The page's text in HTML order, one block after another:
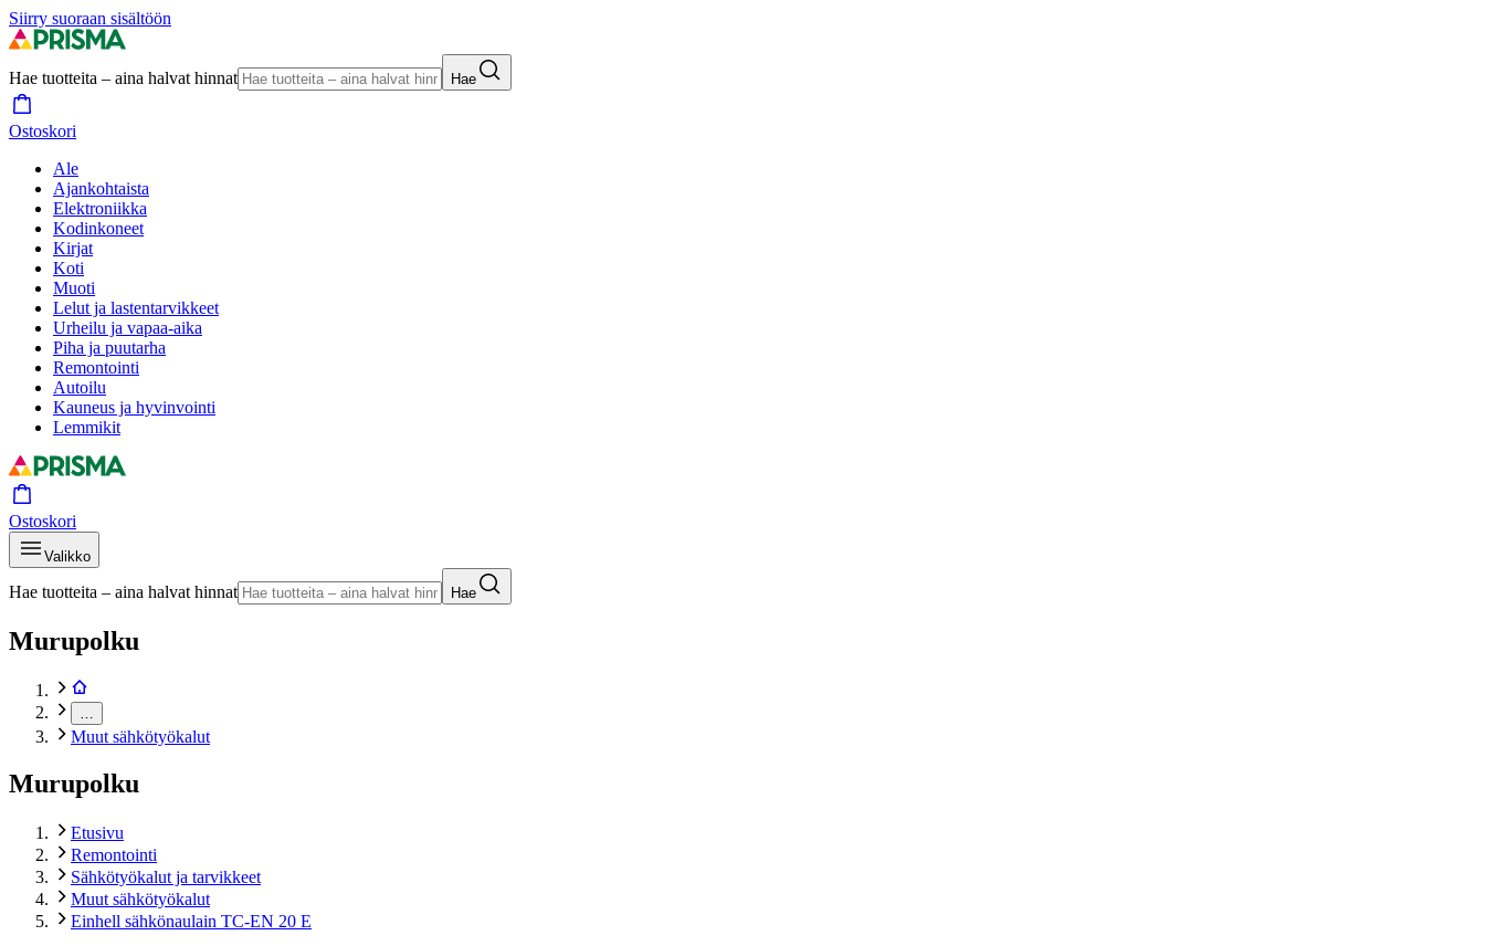
Siirry suoraan sisältöön
Hae tuotteita – aina halvat hinnat Hae
Ostoskori
Ale
Ajankohtaista
Elektroniikka
Kodinkoneet
Kirjat
Koti
Muoti
Lelut ja lastentarvikkeet
Urheilu ja vapaa-aika
Piha ja puutarha
Remontointi
Autoilu
Kauneus ja hyvinvointi
Lemmikit
Ostoskori
Valikko
Hae tuotteita – aina halvat hinnat Hae
Murupolku
Muut sähkötyökalut
Murupolku
Etusivu
Remontointi
Sähkötyökalut ja tarvikkeet
Muut sähkötyökalut
Einhell sähkönaulain TC-EN 20 E